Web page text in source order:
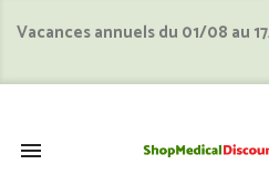
Vacances annuels du 01/08 au
